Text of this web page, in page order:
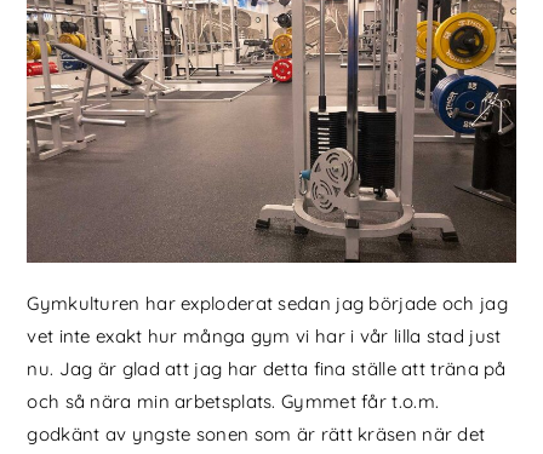
Gymkulturen har exploderat sedan jag började och jag
vet inte exakt hur många gym vi har i vår lilla stad just
nu. Jag är glad att jag har detta fina ställe att träna på
och så nära min arbetsplats. Gymmet får t.o.m.
godkänt av yngste sonen som är rätt kräsen när det